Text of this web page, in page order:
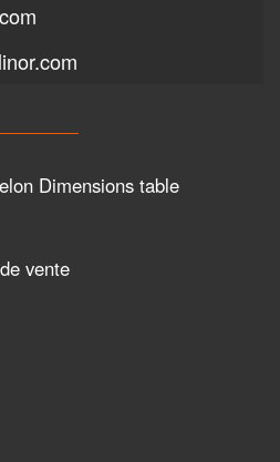
Dimensions table
vente